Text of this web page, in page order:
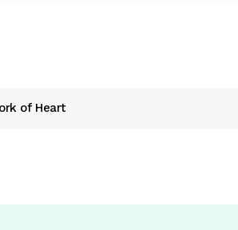
of Heart